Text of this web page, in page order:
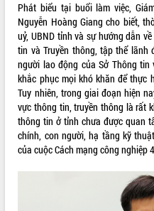
THỐNG KÊ TRUY CẬP
Hôm nay: 14292
Tất cả: 66027032
Phát biểu tại buổi làm việc,
Nguyễn Hoàng Giang cho biết,
uỷ, UBND tỉnh và sự hướng dẫn
tin và Truyền thông, tập thể lãnh
người lao động của Sở Thông
khắc phục mọi khó khăn để thực
Tuy nhiên, trong giai đoạn hiện
vực thông tin, truyền thông là rất
thông tin ở tỉnh chưa được quan
chính, con người, hạ tầng kỹ
của cuộc Cách mạng công nghiệp